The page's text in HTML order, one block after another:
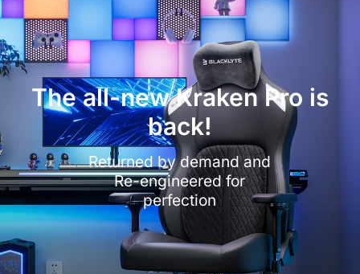
The all-new Kraken Pro is
back!
Returned by demand and
Re-engineered for
perfection